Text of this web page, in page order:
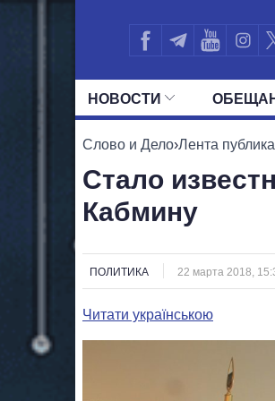
НОВОСТИ
ВСЕ
Слово и Дело›Лента
Стало
Кабмину
ПОЛИТИКА 22 марта 2018,
Читати українською